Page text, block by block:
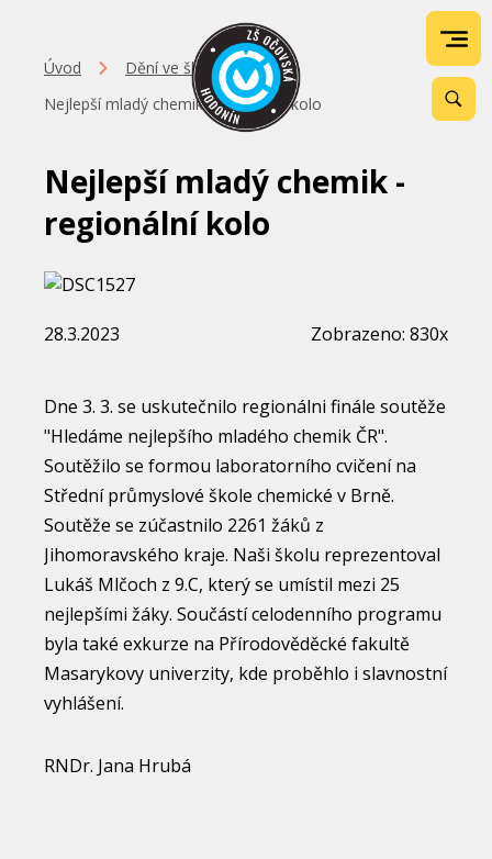
Úvod
Dění ve škole
Nejlepší mladý chemik - regionální kolo
Nejlepší mladý chemik -
regionální kolo
28.3.2023 Zobrazeno: 830x
Dne 3. 3. se uskutečnilo regionálni finále soutěže
"Hledáme nejlepšího mladého chemik ČR".
Soutěžilo se formou laboratorního cvičení na
Střední průmyslové škole chemické v Brně.
Soutěže se zúčastnilo 2261 žáků z
Jihomoravského kraje. Naši školu reprezentoval
Lukáš Mlčoch z 9.C, který se umístil mezi 25
nejlepšími žáky. Součástí celodenního programu
byla také exkurze na Přírodověděcké fakultě
Masarykovy univerzity, kde proběhlo i slavnostní
vyhlášení.
RNDr. Jana Hrubá